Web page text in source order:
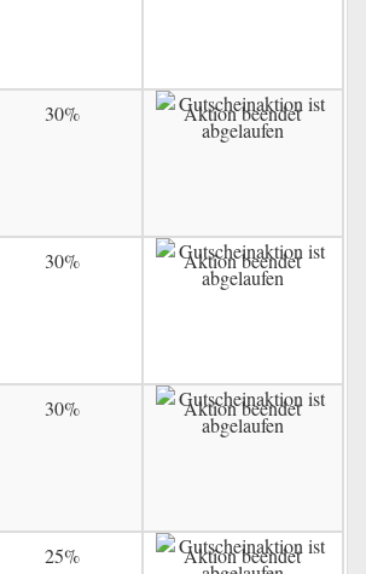
30% Aktion beendet
30% Aktion beendet
30% Aktion beendet
25% Aktion beendet